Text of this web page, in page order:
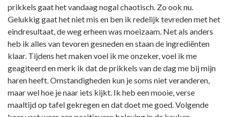
prikkels gaat het vandaag nogal chaotisch. Zo ook nu.
Gelukkig gaat het niet mis en ben ik redelijk tevreden met het
eindresultaat, de weg erheen was moeizaam. Net als anders
heb ik alles van tevoren gesneden en staan de ingrediënten
klaar. Tijdens het maken voel ik me onzeker, voel ik me
geagiteerd en merk ik dat de prikkels van de dag me bij mijn
haren heeft. Omstandigheden kun je soms niet veranderen,
maar wel hoe je naar iets kijkt. Ik heb een mooie, verse
maaltijd op tafel gekregen en dat doet me goed. Volgende